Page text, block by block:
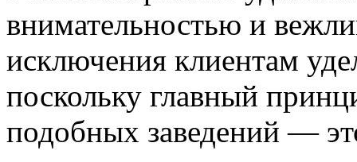
внимательностью и
исключения клиентам
поскольку главный
подобных заведений —